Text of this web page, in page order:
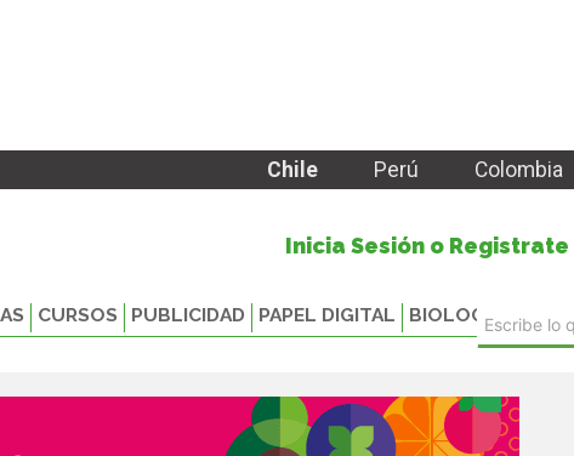
Chile Perú Colombia
Inicia Sesión o Registrate
CURSOS PUBLICIDAD PAPEL DIGITAL BIOLOGICALS